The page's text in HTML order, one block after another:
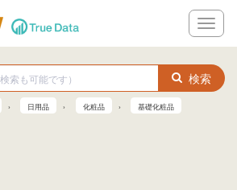
メ
ニ
ー
検索
日用品 化粧品 基礎化粧品